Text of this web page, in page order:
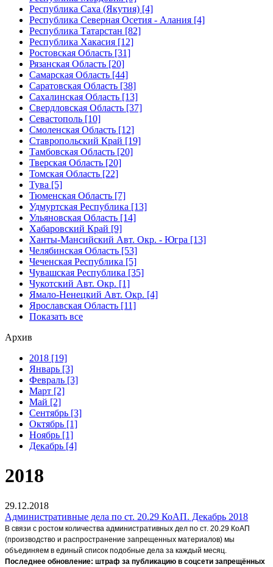
Республика Саха (Якутия) [4]
Республика Северная Осетия - Алания [4]
Республика Татарстан [82]
Республика Хакасия [12]
Ростовская Область [31]
Рязанская Область [20]
Самарская Область [44]
Саратовская Область [38]
Сахалинская Область [13]
Свердловская Область [37]
Севастополь [10]
Смоленская Область [12]
Ставропольский Край [19]
Тамбовская Область [20]
Тверская Область [20]
Томская Область [22]
Тува [5]
Тюменская Область [7]
Удмуртская Республика [13]
Ульяновская Область [14]
Хабаровский Край [9]
Ханты-Мансийский Авт. Окр. - Югра [13]
Челябинская Область [53]
Чеченская Республика [5]
Чувашская Республика [35]
Чукотский Авт. Окр. [1]
Ямало-Ненецкий Авт. Окр. [4]
Ярославская Область [11]
Показать все
Архив
2018 [19]
Январь [3]
Февраль [3]
Март [2]
Май [2]
Сентябрь [3]
Октябрь [1]
Ноябрь [1]
Декабрь [4]
2018
29.12.2018
Административные дела по ст. 20.29 КоАП. Декабрь 2018
В связи с ростом количества административных дел по ст. 20.29 КоАП
(производство и распространение запрещенных материалов) мы
объединяем в единый список подобные дела за каждый месяц.
Последнее обновление: штраф за публикацию в соцсети запрещённых